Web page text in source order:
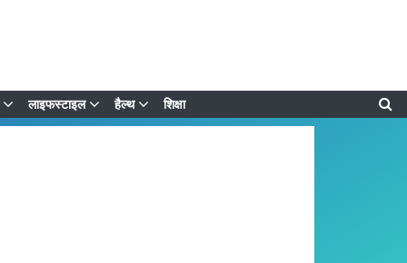
लाइफस्टाइल हैल्थ शिक्षा